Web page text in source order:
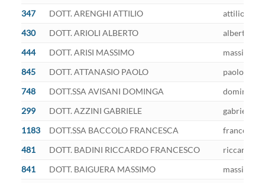
347
DOTT. ARENGHI ATTILIO
430
DOTT. ARIOLI ALBERTO
444
DOTT. ARISI MASSIMO
845
DOTT. ATTANASIO PAOLO
748
DOTT.SSA AVISANI DOMINGA
299
DOTT. AZZINI GABRIELE
1183
DOTT.SSA BACCOLO FRANCESCA
481
DOTT. BADINI RICCARDO FRANCESCO
841
DOTT. BAIGUERA MASSIMO